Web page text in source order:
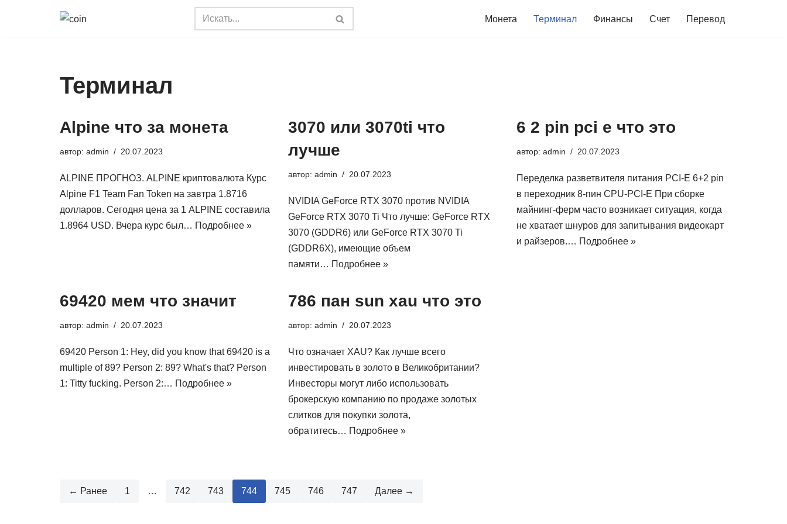
Монета Терминал Финансы Счет Перевод
Терминал
Alpine что за монета
автор: admin 20.07.2023
ALPINE ПРОГНОЗ. ALPINE криптовалюта Курс
Alpine F1 Team Fan Token на завтра 1.8716
долларов. Сегодня цена за 1 ALPINE составила
1.8964 USD. Вчера курс был… Подробнее »
3070 или 3070ti что
лучше
автор: admin 20.07.2023
NVIDIA GeForce RTX 3070 против NVIDIA
GeForce RTX 3070 Ti Что лучше: GeForce RTX
3070 (GDDR6) или GeForce RTX 3070 Ti
(GDDR6X), имеющие объем
памяти… Подробнее »
6 2 pin pci e что это
автор: admin 20.07.2023
Переделка разветвителя питания PCI-E 6+2 pin
в переходник 8-пин CPU-PCI-E При сборке
майнинг-ферм часто возникает ситуация, когда
не хватает шнуров для запитывания видеокарт
и райзеров.… Подробнее »
69420 мем что значит
автор: admin 20.07.2023
69420 Person 1: Hey, did you know that 69420 is a
multiple of 89? Person 2: 89? What's that? Person
1: Titty fucking. Person 2:… Подробнее »
786 пан sun xau что это
автор: admin 20.07.2023
Что означает XAU? Как лучше всего
инвестировать в золото в Великобритании?
Инвесторы могут либо использовать
брокерскую компанию по продаже золотых
слитков для покупки золота,
обратитесь… Подробнее »
← Ранее 1 … 742 743 744 745 746 747 Далее →